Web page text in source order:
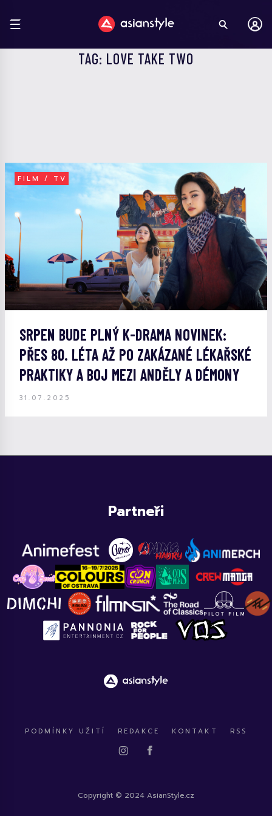
TAG: LOVE TAKE TWO
FILM / TV
SRPEN BUDE PLNÝ K-DRAMA NOVINEK:
PŘES 80. LÉTA AŽ PO ZAKÁZANÉ LÉKAŘSKÉ
PRAKTIKY A BOJ MEZI ANDĚLY A DÉMONY
31.07.2025
Partneři
PODMÍNKY UŽITÍ REDAKCE KONTAKT RSS
Copyright © 2024 AsianStyle.cz